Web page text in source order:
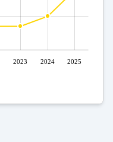
2023 2024 2025